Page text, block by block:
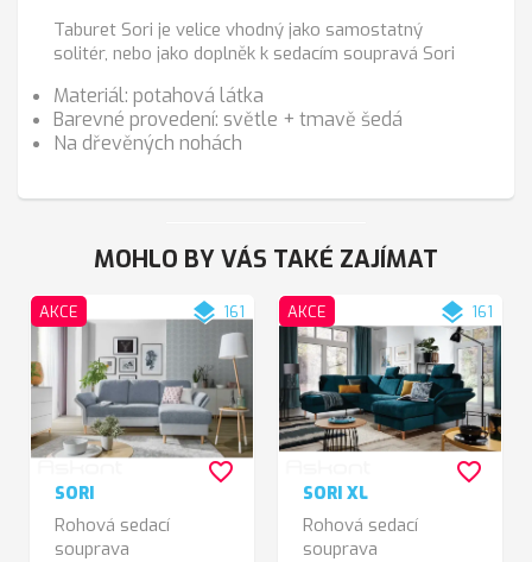
Taburet Sori je velice vhodný jako samostatný
solitér, nebo jako doplněk k sedacím soupravá Sori
Materiál: potahová látka
Barevné provedení: světle + tmavě šedá
Na dřevěných nohách
MOHLO BY VÁS TAKÉ ZAJÍMAT
AKCE layers 161
SORI
Rohová sedací
souprava
favorite_border
AKCE layers 161
SORI XL
Rohová sedací
souprava
favorite_border